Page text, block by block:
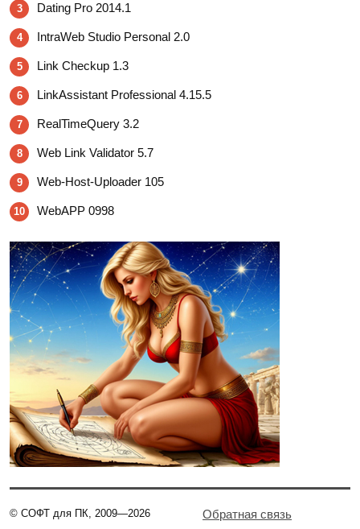
3 Dating Pro 2014.1
4 IntraWeb Studio Personal 2.0
5 Link Checkup 1.3
6 LinkAssistant Professional 4.15.5
7 RealTimeQuery 3.2
8 Web Link Validator 5.7
9 Web-Host-Uploader 105
10 WebAPP 0998
© СОФТ для ПК, 2009—2026 Обратная связь